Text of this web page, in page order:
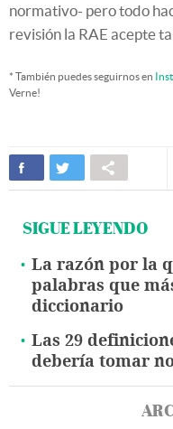
normativo- pero todo
revisión la RAE acepte
* También puedes seguirnos en
Verne!
SIGUE LEYENDO
La razón por la
palabras que
diccionario
Las 29
debería tomar